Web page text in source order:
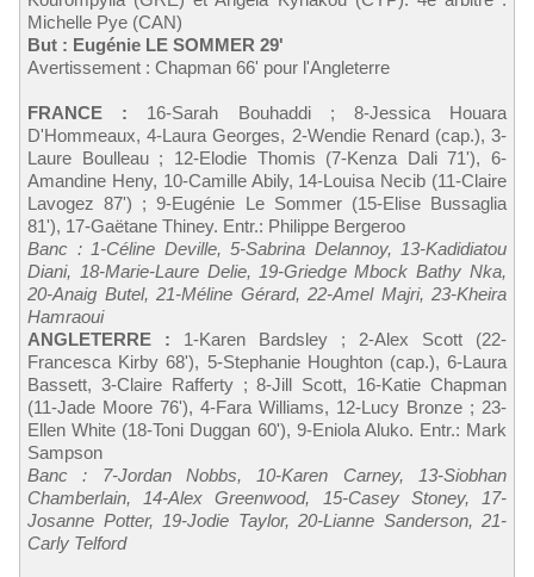
Michelle Pye (CAN)
But : Eugénie LE SOMMER 29'
Avertissement : Chapman 66' pour l'Angleterre
FRANCE : 16-Sarah Bouhaddi ; 8-Jessica Houara
D'Hommeaux, 4-Laura Georges, 2-Wendie Renard (cap.), 3-
Laure Boulleau ; 12-Elodie Thomis (7-Kenza Dali 71'), 6-
Amandine Heny, 10-Camille Abily, 14-Louisa Necib (11-Claire
Lavogez 87') ; 9-Eugénie Le Sommer (15-Elise Bussaglia
81'), 17-Gaëtane Thiney. Entr.: Philippe Bergeroo
Banc : 1-Céline Deville, 5-Sabrina Delannoy, 13-Kadidiatou
Diani, 18-Marie-Laure Delie, 19-Griedge Mbock Bathy Nka,
20-Anaig Butel, 21-Méline Gérard, 22-Amel Majri, 23-Kheira
Hamraoui
ANGLETERRE : 1-Karen Bardsley ; 2-Alex Scott (22-
Francesca Kirby 68'), 5-Stephanie Houghton (cap.), 6-Laura
Bassett, 3-Claire Rafferty ; 8-Jill Scott, 16-Katie Chapman
(11-Jade Moore 76'), 4-Fara Williams, 12-Lucy Bronze ; 23-
Ellen White (18-Toni Duggan 60'), 9-Eniola Aluko. Entr.: Mark
Sampson
Banc : 7-Jordan Nobbs, 10-Karen Carney, 13-Siobhan
Chamberlain, 14-Alex Greenwood, 15-Casey Stoney, 17-
Josanne Potter, 19-Jodie Taylor, 20-Lianne Sanderson, 21-
Carly Telford